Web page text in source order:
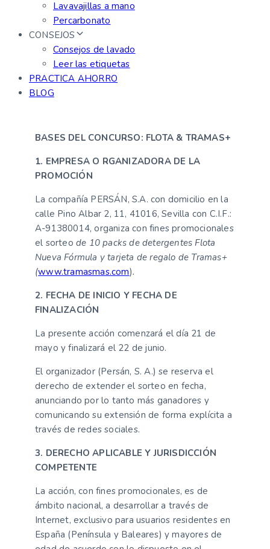
Lavavajillas a mano
Percarbonato
CONSEJOS
Consejos de lavado
Leer las etiquetas
PRACTICA AHORRO
BLOG
BASES DEL CONCURSO: FLOTA & TRAMAS+
1. EMPRESA O RGANIZADORA DE LA
PROMOCIÓN
La compañía PERSÁN, S.A. con domicilio en la
calle Pino Albar 2, 11, 41016, Sevilla con C.I.F.:
A-91380014, organiza con fines promocionales
el sorteo de 10 packs de detergentes Flota
Nueva Fórmula y tarjeta de regalo de Tramas+
(www.tramasmas.com).
2. FECHA DE INICIO Y FECHA DE
FINALIZACIÓN
La presente acción comenzará el día 21 de
mayo y finalizará el 22 de junio.
El organizador (Persán, S. A.) se reserva el
derecho de extender el sorteo en fecha,
anunciando por lo tanto más ganadores y
comunicando su extensión de forma explícita a
través de redes sociales.
3. DERECHO APLICABLE Y JURISDICCIÓN
COMPETENTE
La acción, con fines promocionales, es de
ámbito nacional, a desarrollar a través de
Internet, exclusivo para usuarios residentes en
España (Península y Baleares) y mayores de